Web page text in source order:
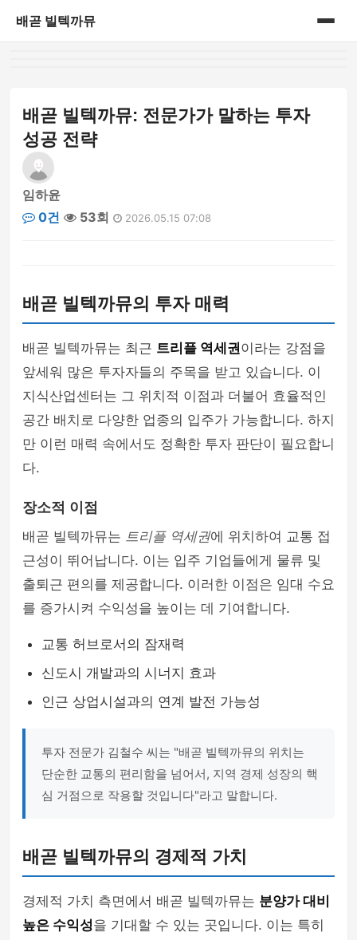
배곧 빌텍까뮤
배곧 빌텍까뮤: 전문가가 말하는 투자
성공 전략
임하윤
0건
53회 2026.05.15 07:08
배곧 빌텍까뮤의 투자 매력
배곧 빌텍까뮤는 최근 트리플 역세권이라는 강점을
앞세워 많은 투자자들의 주목을 받고 있습니다. 이
지식산업센터는 그 위치적 이점과 더불어 효율적인
공간 배치로 다양한 업종의 입주가 가능합니다. 하지
만 이런 매력 속에서도 정확한 투자 판단이 필요합니
다.
장소적 이점
배곧 빌텍까뮤는 트리플 역세권에 위치하여 교통 접
근성이 뛰어납니다. 이는 입주 기업들에게 물류 및
출퇴근 편의를 제공합니다. 이러한 이점은 임대 수요
를 증가시켜 수익성을 높이는 데 기여합니다.
교통 허브로서의 잠재력
신도시 개발과의 시너지 효과
인근 상업시설과의 연계 발전 가능성
투자 전문가 김철수 씨는 "배곧 빌텍까뮤의 위치는
단순한 교통의 편리함을 넘어서, 지역 경제 성장의 핵
심 거점으로 작용할 것입니다"라고 말합니다.
배곧 빌텍까뮤의 경제적 가치
경제적 가치 측면에서 배곧 빌텍까뮤는 분양가 대비
높은 수익성을 기대할 수 있는 곳입니다. 이는 특히